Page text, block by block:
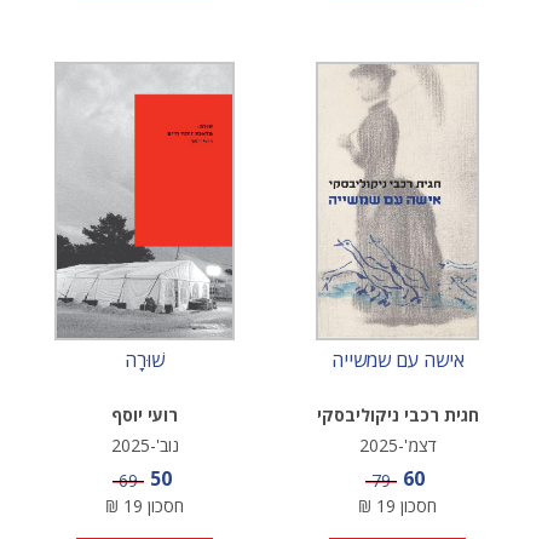
אישה עם שמשייה
חגית רכבי ניקוליבסקי
דצמ'-2025
מחיר מבצע
60 מחיר
79
חסכון 19
₪
שׁוּרָה
רועי יוסף
נוב'-2025
מחיר מבצע
50 מחיר
69
חסכון 19
₪